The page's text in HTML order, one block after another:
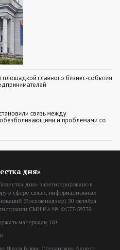
площадкой главного бизнес-события
связь между
и проблемами со
дня»
дня» зарегистрировано в
в сфере связи, информационных
(Роскомнадзор) 30 октября
СМИ ИА № ФС77-59739
материалы 18+
Ярков Борис Степанович Адрес: